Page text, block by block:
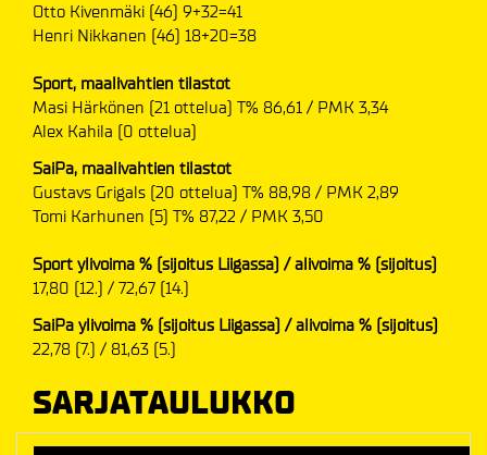
Otto Kivenmäki (46) 9+32=41
Henri Nikkanen (46) 18+20=38
Sport, maalivahtien tilastot
Masi Härkönen (21 ottelua) T% 86,61 / PMK 3,34
Alex Kahila (0 ottelua)
SaiPa, maalivahtien tilastot
Gustavs Grigals (20 ottelua) T% 88,98 / PMK 2,89
Tomi Karhunen (5) T% 87,22 / PMK 3,50
Sport ylivoima % (sijoitus Liigassa) / alivoima % (sijoitus)
17,80 (12.) / 72,67 (14.)
SaiPa ylivoima % (sijoitus Liigassa) / alivoima % (sijoitus)
22,78 (7.) / 81,63 (5.)
SARJATAULUKKO